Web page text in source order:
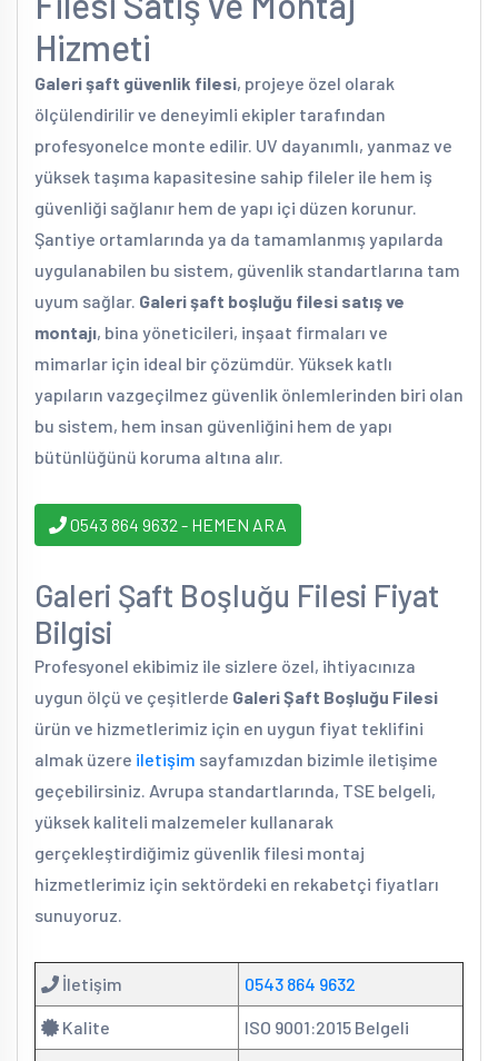
Hizmeti
Galeri şaft güvenlik filesi, projeye özel olarak
ölçülendirilir ve deneyimli ekipler tarafından
profesyonelce monte edilir. UV dayanımlı, yanmaz ve
yüksek taşıma kapasitesine sahip fileler ile hem iş
güvenliği sağlanır hem de yapı içi düzen korunur.
Şantiye ortamlarında ya da tamamlanmış yapılarda
uygulanabilen bu sistem, güvenlik standartlarına tam
uyum sağlar. Galeri şaft boşluğu filesi satış ve
montajı, bina yöneticileri, inşaat firmaları ve
mimarlar için ideal bir çözümdür. Yüksek katlı
yapıların vazgeçilmez güvenlik önlemlerinden biri olan
bu sistem, hem insan güvenliğini hem de yapı
bütünlüğünü koruma altına alır.
0543 864 9632 - HEMEN ARA
Galeri Şaft Boşluğu Filesi Fiyat
Bilgisi
Profesyonel ekibimiz ile sizlere özel, ihtiyacınıza
uygun ölçü ve çeşitlerde Galeri Şaft Boşluğu Filesi
ürün ve hizmetlerimiz için en uygun fiyat teklifini
almak üzere iletişim sayfamızdan bizimle iletişime
geçebilirsiniz. Avrupa standartlarında, TSE belgeli,
yüksek kaliteli malzemeler kullanarak
gerçekleştirdiğimiz güvenlik filesi montaj
hizmetlerimiz için sektördeki en rekabetçi fiyatları
sunuyoruz.
İletişim 0543 864 9632
Kalite ISO 9001:2015 Belgeli